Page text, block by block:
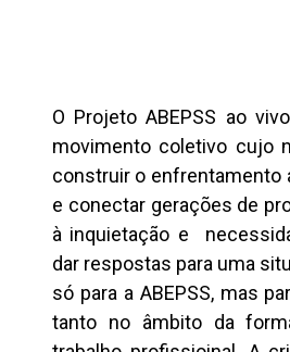
O Projeto ABEPSS ao
movimento coletivo cujo
construir o enfrentamento
e conectar gerações de
à inquietação e
dar respostas para uma
só para a ABEPSS, mas
tanto no âmbito da